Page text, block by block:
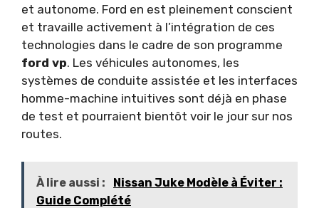
et autonome. Ford en est pleinement conscient
et travaille activement à l’intégration de ces
technologies dans le cadre de son programme
ford vp. Les véhicules autonomes, les
systèmes de conduite assistée et les interfaces
homme-machine intuitives sont déjà en phase
de test et pourraient bientôt voir le jour sur nos
routes.
À lire aussi :
Nissan Juke Modèle à Éviter :
Guide Complété